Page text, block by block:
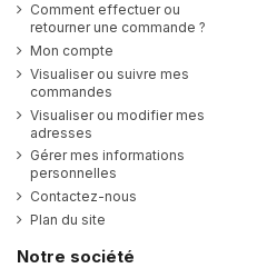
Comment effectuer ou
retourner une commande ?
Mon compte
Visualiser ou suivre mes
commandes
Visualiser ou modifier mes
adresses
Gérer mes informations
personnelles
Contactez-nous
Plan du site
Notre société